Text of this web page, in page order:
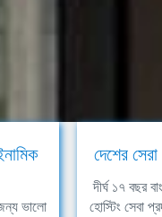
ভালো
দেশের
দীর্ঘ ১৭ বছর
হোস্টিং সেবা